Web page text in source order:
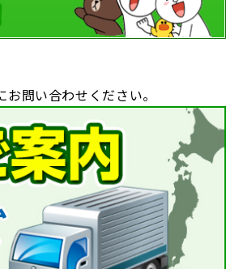
問い合わせください。